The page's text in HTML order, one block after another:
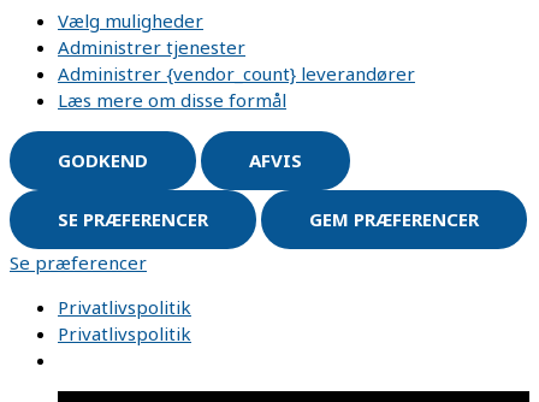
Vælg muligheder
Administrer tjenester
Administrer {vendor_count} leverandører
Læs mere om disse formål
GODKEND AFVIS
SE PRÆFERENCER
GEM PRÆFERENCER
Se præferencer
Privatlivspolitik
Privatlivspolitik